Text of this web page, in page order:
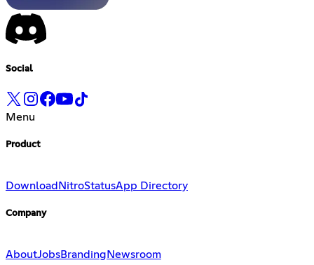
Social
Menu
Product
Download NitroStatusApp Directory
Company
AboutJobsBranding Newsroom